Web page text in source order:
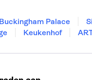
Buckingham Palace
Keukenhof